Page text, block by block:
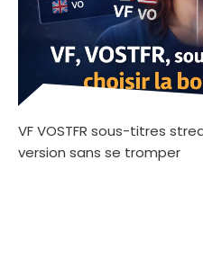
VF VOSTFR sous-titres
version sans se tromper